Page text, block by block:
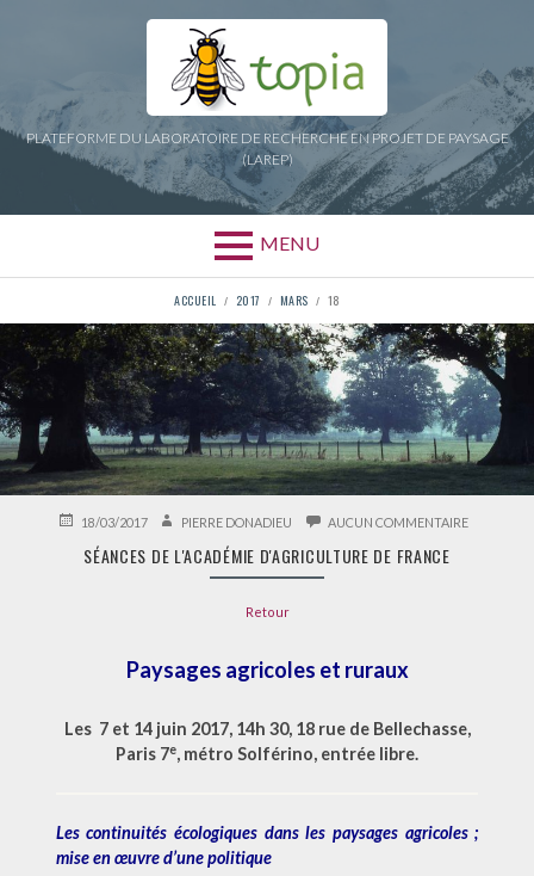
PLATEFORME DU LABORATOIRE DE RECHERCHE EN PROJET DE PAYSAGE
(LAREP)
MENU
D'ARIANE
ACCUEIL 2017 MARS 18
PUBLIÉ18/03/2017 AUTEURPIERRE DONADIEU AUCUN COMMENTAIRESUR
SÉANCES DE L'ACADÉMIE D'AGRICULTURE DE FRANCE
Retour
Paysages agricoles et ruraux
Les 7 et 14 juin 2017, 14h 30, 18 rue de Bellechasse,
Paris 7e, métro Solférino, entrée libre.
Les continuités écologiques dans les paysages agricoles ;
mise en œuvre d’une politique